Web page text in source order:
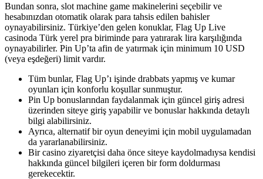
Bundan sonra, slot machine game makinelerini seçebilir ve
hesabınızdan otomatik olarak para tahsis edilen bahisler
oynayabilirsiniz. Türkiye’den gelen konuklar, Flag Up Live
casinoda Türk yerel pra biriminde para yatırarak lira karşılığında
oynayabilirler. Pin Up’ta afin de yatırmak için minimum 10 USD
(veya eşdeğeri) limit vardır.
Tüm bunlar, Flag Up’ı işinde drabbats yapmış ve kumar
oyunları için konforlu koşullar sunmuştur.
Pin Up bonuslarından faydalanmak için güncel giriş adresi
üzerinden siteye giriş yapabilir ve bonuslar hakkında detaylı
bilgi alabilirsiniz.
Ayrıca, alternatif bir oyun deneyimi için mobil uygulamadan
da yararlanabilirsiniz.
Bir casino ziyaretçisi daha önce siteye kaydolmadıysa kendisi
hakkında güncel bilgileri içeren bir form doldurması
gerekecektir.